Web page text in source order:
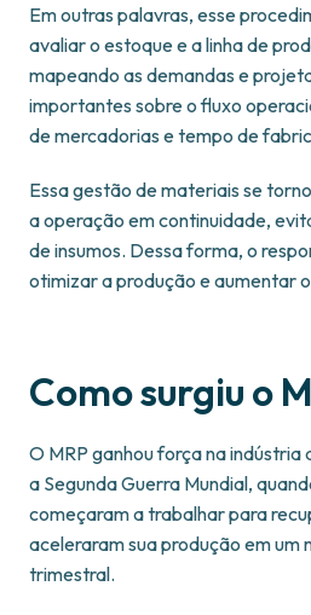
Em outras palavras, esse
avaliar o estoque e a linha de
mapeando as demandas e
importantes sobre o fluxo
de mercadorias e tempo de
Essa gestão de materiais se
a operação em continuidade,
de insumos. Dessa forma, o
otimizar a produção e aumentar
Como surgiu o
O MRP ganhou força na indústria
a Segunda Guerra Mundial,
começaram a trabalhar para
aceleraram sua produção em um
trimestral.